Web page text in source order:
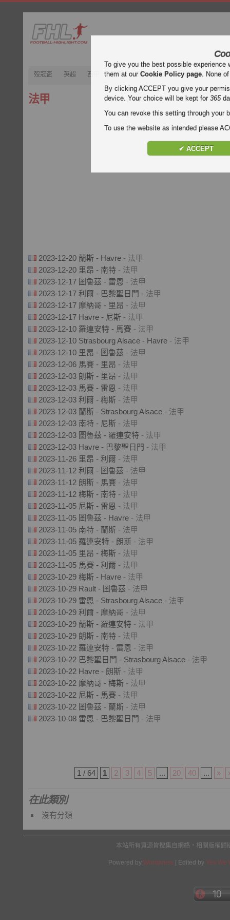
歿冠盃 英超 西甲 意甲 德甲 法甲 歿忔盃 2022
法甲
2023-12-20 蘭斯 - Havre - 法甲
2023-12-20 里昂 - 南特 - 法甲
2023-12-17 圖魯茲 - 雷恩 - 法甲
2023-12-17 利爾 - 巴黎聖日門 - 法甲
2023-12-17 摩納哥 - 里昂 - 法甲
2023-12-17 Havre - 尼斯 - 法甲
2023-12-10 羅連安特 - 馬賽 - 法甲
2023-12-10 Strasbourg Alsace - Havre - 法甲
2023-12-10 里昂 - 圖魯茲 - 法甲
2023-12-06 馬賽 - 里昂 - 法甲
2023-12-03 朗斯 - 里昂 - 法甲
2023-12-03 馬賽 - 雷恩 - 法甲
2023-12-03 利爾 - 梅斯 - 法甲
2023-12-03 蘭斯 - Strasbourg Alsace - 法甲
2023-12-03 南特 - 尼斯 - 法甲
2023-12-03 圖魯茲 - 羅連安特 - 法甲
2023-12-03 Havre - 巴黎聖日門 - 法甲
2023-11-26 里昂 - 利爾 - 法甲
2023-11-12 利爾 - 圖魯茲 - 法甲
2023-11-12 朗斯 - 馬賽 - 法甲
2023-11-12 梅斯 - 南特 - 法甲
2023-11-05 尼斯 - 雷恩 - 法甲
2023-11-05 圖魯茲 - Havre - 法甲
2023-11-05 南特 - 蘭斯 - 法甲
2023-11-05 羅連安特 - 朗斯 - 法甲
2023-11-05 里昂 - 梅斯 - 法甲
2023-11-05 馬賽 - 利爾 - 法甲
2023-10-29 梅斯 - Havre - 法甲
2023-10-29 Rault - 圖魯茲 - 法甲
2023-10-29 雷恩 - Strasbourg Alsace - 法甲
2023-10-29 利爾 - 摩納哥 - 法甲
2023-10-29 蘭斯 - 羅連安特 - 法甲
2023-10-29 朗斯 - 南特 - 法甲
2023-10-22 羅連安特 - 雷恩 - 法甲
2023-10-22 巴黎聖日門 - Strasbourg Alsace - 法甲
2023-10-22 Havre - 朗斯 - 法甲
2023-10-22 摩納哥 - 梅斯 - 法甲
2023-10-22 尼斯 - 馬賽 - 法甲
2023-10-22 圖魯茲 - 蘭斯 - 法甲
2023-10-08 雷恩 - 巴黎聖日門 - 法甲
1 / 64 1 2 3 4 5 ... 20 40 ... »
在此類別
沒有分類
本站所有資源皆搜集自網絡，相關版權
Powered by Wordpress | Edited by Yes We
To give you the best possible
them at ourCookie Policy page. None
By clicking ACCEPT you give your
device. Your choice will be kept for365
You can revoke this setting through your
To use the website as intended please
✔ ACCEPT